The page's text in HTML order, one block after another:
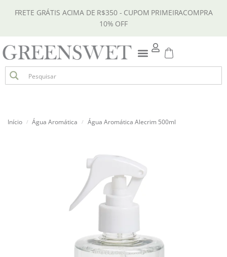
FRETE GRÁTIS ACIMA DE R$350 - CUPOM PRIMEIRACOMPRA
10% OFF
Início / Água Aromática / Água Aromática Alecrim 500ml